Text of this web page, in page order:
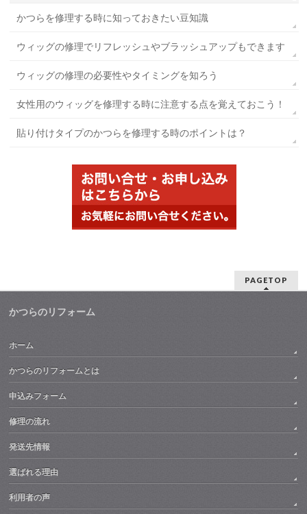
かつらを修理する時に知っておきたい豆知識
ウィッグの修理でリフレッシュやブラッシュアップもできます
ウィッグの修理の必要性やタイミングを知ろう
女性用のウィッグを修理する時に注意する点を覚えておこう！
貼り付けタイプのかつらを修理する時のポイントは？
PAGETOP
かつらのリフォーム
ホーム
かつらのリフォームとは
申込みフォーム
修理の流れ
発送先情報
選ばれる理由
利用者の声